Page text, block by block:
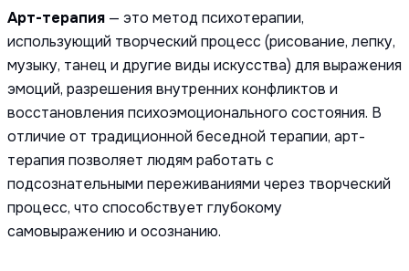
Арт-терапия — это метод психотерапии,
использующий творческий процесс (рисование, лепку,
музыку, танец и другие виды искусства) для выражения
эмоций, разрешения внутренних конфликтов и
восстановления психоэмоционального состояния. В
отличие от традиционной беседной терапии, арт-
терапия позволяет людям работать с
подсознательными переживаниями через творческий
процесс, что способствует глубокому
самовыражению и осознанию.